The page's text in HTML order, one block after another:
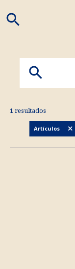
search
1resultados
Artículos